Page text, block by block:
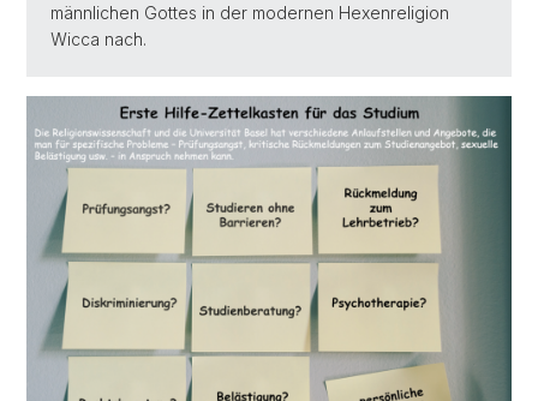
männlichen Gottes in der modernen Hexenreligion
Wicca nach.